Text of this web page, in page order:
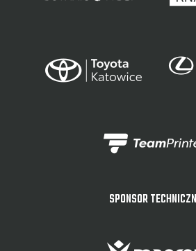
SPONSOR